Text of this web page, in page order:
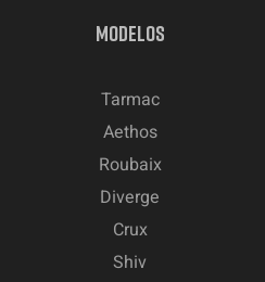
MODELOS
Tarmac
Aethos
Roubaix
Diverge
Crux
Shiv